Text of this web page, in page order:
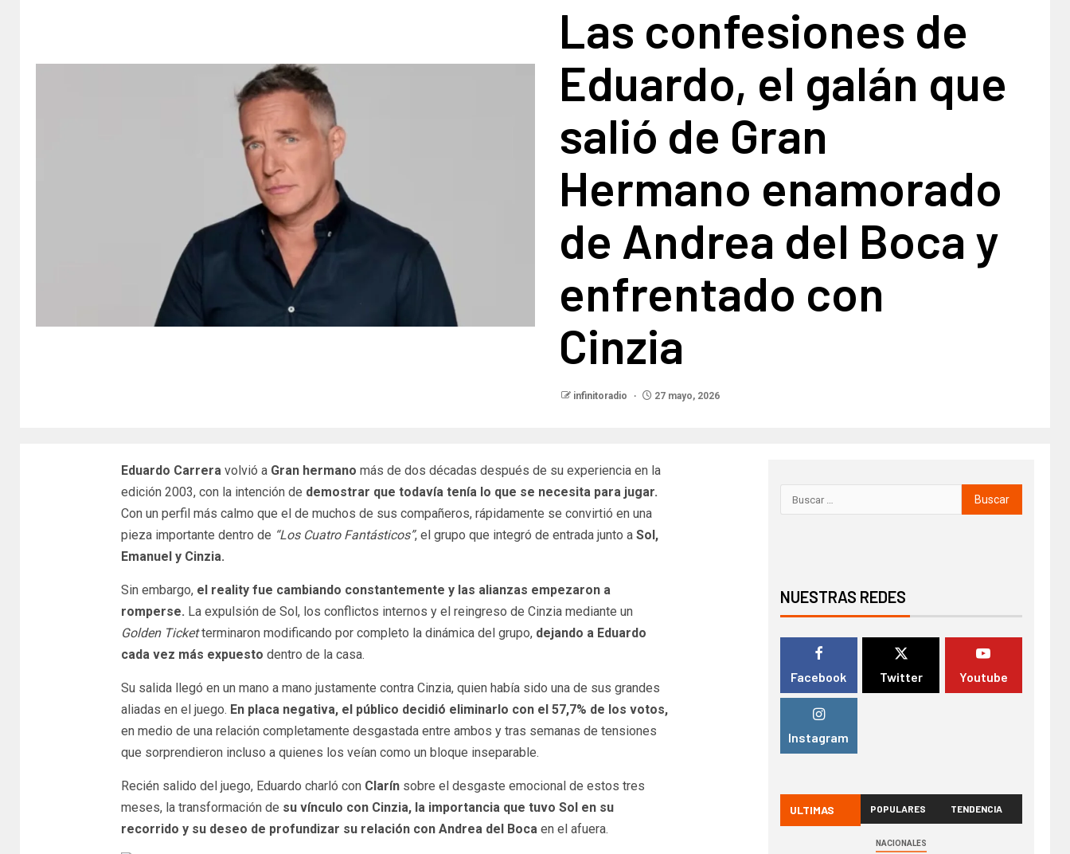
Las confesiones de
Eduardo, el galán que
salió de Gran
Hermano enamorado
de Andrea del Boca y
enfrentado con
Cinzia
infinitoradio 27 mayo, 2026
Eduardo Carreravolvió a Gran hermano más de dos décadas después de su experiencia en la
edición 2003, con la intención de demostrar que todavía tenía lo que se necesita para jugar.
Con un perfil más calmo que el de muchos de sus compañeros, rápidamente se convirtió en una
pieza importante dentro de “Los Cuatro Fantásticos”, el grupo que integró de entrada junto a Sol,
Emanuel y Cinzia.
Sin embargo, el reality fue cambiando constantemente y las alianzas empezaron a
romperse. La expulsión de Sol, los conflictos internos y el reingreso de Cinzia mediante un
Golden Ticketterminaron modificando por completo la dinámica del grupo, dejando a Eduardo
cada vez más expuesto dentro de la casa.
Su salida llegó en un mano a mano justamente contra Cinzia, quien había sido una de sus grandes
aliadas en el juego. En placa negativa, el público decidió eliminarlo con el 57,7% de los votos,
en medio de una relación completamente desgastada entre ambos y tras semanas de tensiones
que sorprendieron incluso a quienes los veían como un bloque inseparable.
Recién salido del juego, Eduardo charló con Clarínsobre el desgaste emocional de estos tres
meses, la transformación de su vínculo con Cinzia, la importancia que tuvo Sol en su
recorrido y su deseo de profundizar su relación con Andrea del Boca en el afuera.
NUESTRAS REDES
Facebook Twitter Youtube
Instagram
ULTIMAS POPULARES TENDENCIA
NACIONALES